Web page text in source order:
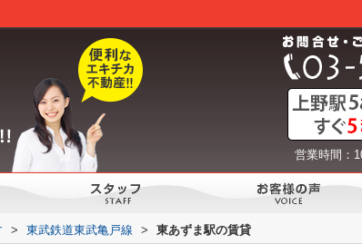
営業時間：
> 東武鉄道東武亀戸線 > 東あずま駅の賃貸